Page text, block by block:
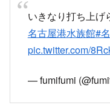
いきなり打ち上げ
名古屋港水族館#
pic.twitter.com/
— fumifumi